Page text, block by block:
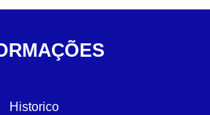
Historico